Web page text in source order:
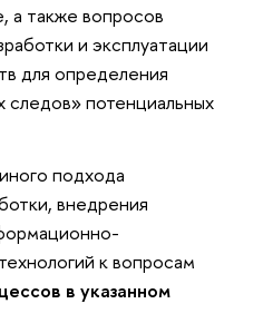
а также вопросов
и эксплуатации
для определения
следов» потенциальных
подхода
внедрения
к вопросам
в указанном